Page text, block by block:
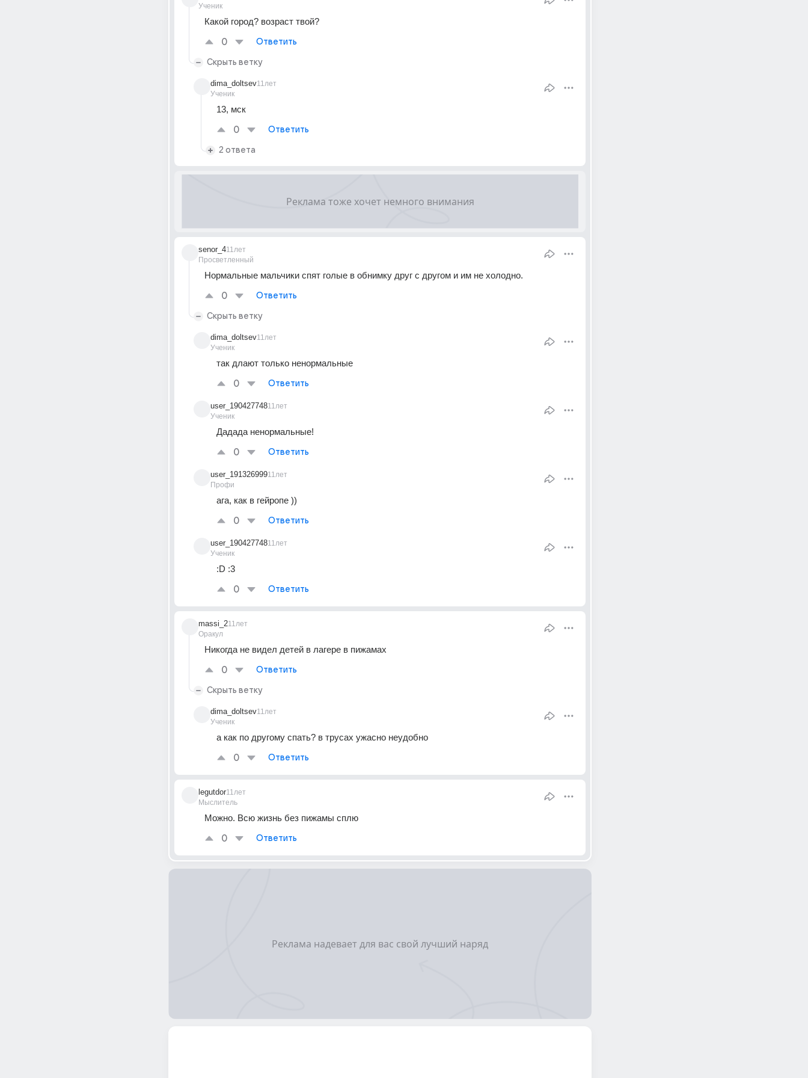
Ученик
Какой город? возраст твой?
0 Ответить
Скрыть ветку
dima_doltsev
Ученик
11лет
13, мск
0 Ответить
2 ответа
senor_4
Просветленный
11лет
Нормальные мальчики спят голые в обнимку друг с другом и им не холодно.
0 Ответить
Скрыть ветку
dima_doltsev
Ученик
11лет
так длают только ненормальные
0 Ответить
user_190427748
Ученик
11лет
Дадада ненормальные!
0 Ответить
user_191326999
Профи
11лет
ага, как в гейропе ))
0 Ответить
user_190427748
Ученик
11лет
:D :3
0 Ответить
massi_2
Оракул
11лет
Никогда не видел детей в лагере в пижамах
0 Ответить
Скрыть ветку
dima_doltsev
Ученик
11лет
а как по другому спать? в трусах ужасно неудобно
0 Ответить
legutdor
Мыслитель
11лет
Можно. Всю жизнь без пижамы сплю
0 Ответить